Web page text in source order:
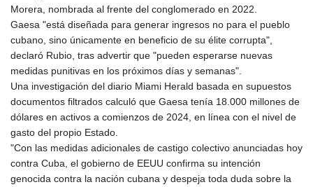
Morera, nombrada al frente del conglomerado en 2022.
Gaesa "está diseñada para generar ingresos no para el pueblo
cubano, sino únicamente en beneficio de su élite corrupta",
declaró Rubio, tras advertir que "pueden esperarse nuevas
medidas punitivas en los próximos días y semanas".
Una investigación del diario Miami Herald basada en supuestos
documentos filtrados calculó que Gaesa tenía 18.000 millones de
dólares en activos a comienzos de 2024, en línea con el nivel de
gasto del propio Estado.
"Con las medidas adicionales de castigo colectivo anunciadas hoy
contra Cuba, el gobierno de EEUU confirma su intención
genocida contra la nación cubana y despeja toda duda sobre la